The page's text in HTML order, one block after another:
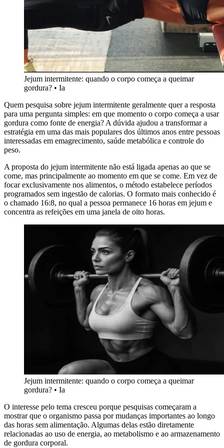
Jejum intermitente: quando o corpo começa a queimar
gordura? • Ia
Quem pesquisa sobre jejum intermitente geralmente quer a resposta
para uma pergunta simples: em que momento o corpo começa a usar
gordura como fonte de energia? A dúvida ajudou a transformar a
estratégia em uma das mais populares dos últimos anos entre pessoas
interessadas em emagrecimento, saúde metabólica e controle do
peso.
A proposta do jejum intermitente não está ligada apenas ao que se
come, mas principalmente ao momento em que se come. Em vez de
focar exclusivamente nos alimentos, o método estabelece períodos
programados sem ingestão de calorias. O formato mais conhecido é
o chamado 16:8, no qual a pessoa permanece 16 horas em jejum e
concentra as refeições em uma janela de oito horas.
Jejum intermitente: quando o corpo começa a queimar
gordura? • Ia
O interesse pelo tema cresceu porque pesquisas começaram a
mostrar que o organismo passa por mudanças importantes ao longo
das horas sem alimentação. Algumas delas estão diretamente
relacionadas ao uso de energia, ao metabolismo e ao armazenamento
de gordura corporal.